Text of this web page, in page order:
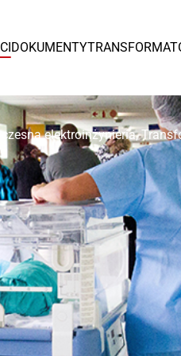
DOKUMENTY
>
elektroinżynieria,